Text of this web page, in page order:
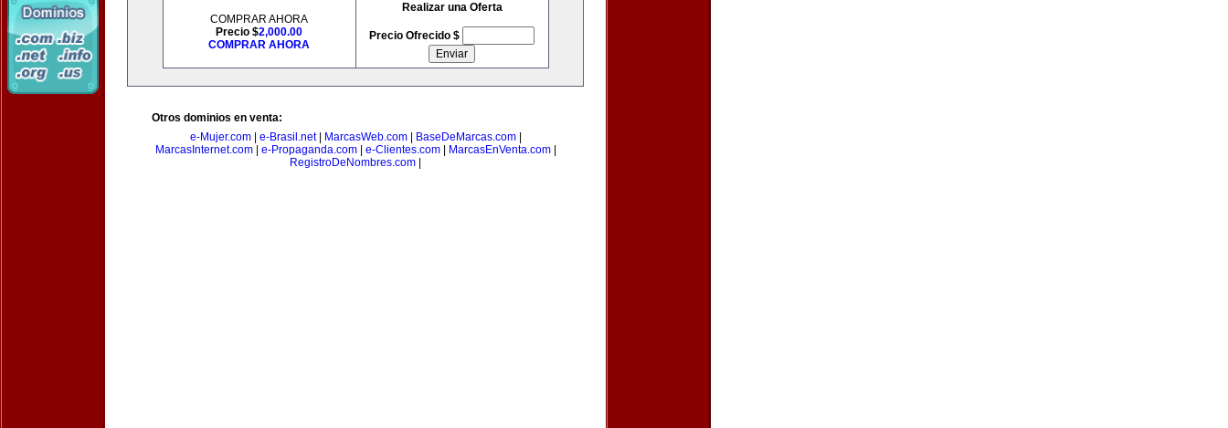
COMPRAR AHORA
Precio $2,000.00
COMPRAR AHORA
Realizar una Oferta
Precio Ofrecido $
Otros dominios en venta:
e-Mujer.com| e-Brasil.net| MarcasWeb.com| BaseDeMarcas.com|
MarcasInternet.com| e-Propaganda.com| e-Clientes.com| MarcasEnVenta.com|
RegistroDeNombres.com